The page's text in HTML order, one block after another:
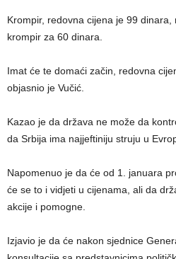
Krompir, redovna cijena je 99
krompir za 60 dinara.
Imat će te domaći začin, redovna
objasnio je Vučić.
Kazao je da država ne može da
da Srbija ima najjeftiniju struju u
Napomenuo je da će od 1. januara
će se to i vidjeti u cijenama, ali da
akcije i pomogne.
Izjavio je da će nakon sjednice